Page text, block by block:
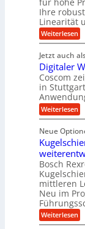
h
n
d
e
t
i
e
b
e
f
ü
r
r
a
u
e
U
m
g
e
A
u
f
t
r
a
g
s
e
i
g
a
n
g
e
,
w
e
n
i
g
e
r
S
t
e
l
l
e
n
a
n
g
e
n
e
t
r
i
e
b
e
f
r
p
r
ä
z
i
s
e
H
u
b
Ihre
Linearität
Weiterlesen:
P
ä
z
i
s
i
o
n
f
r
A
u
t
o
m
o
t
i
v
e
Jetzt auch
Digitaler
Coscom
in
Weiterlesen:
D
g
i
t
a
l
e
r
W
e
r
k
Neue
Bosch
mittleren
Neu im
Weiterlesen:
K